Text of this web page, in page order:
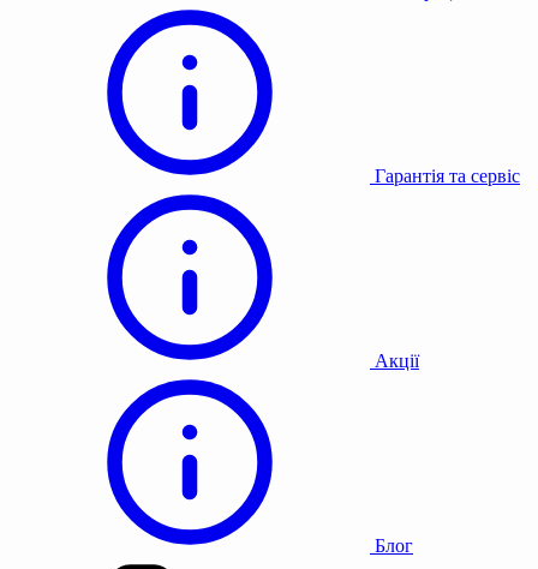
Гарантія та сервіс
Акції
Блог